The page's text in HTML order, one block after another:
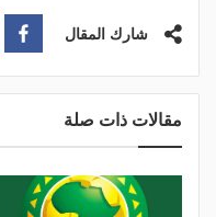
شارك المقال
مقالات ذات صلة